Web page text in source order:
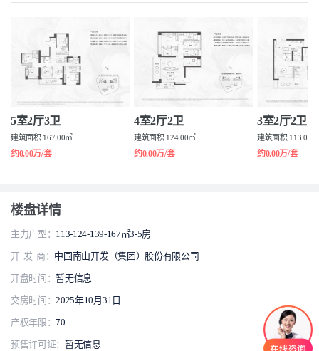
5室2厅3卫
建筑面积:167.00㎡
约0.00万/套
4室2厅2卫
建筑面积:124.00㎡
约0.00万/套
3室2厅2卫
建筑面积:113.00㎡
约0.00万/套
楼盘详情
主力户型： 113-124-139-167㎡3-5房
开 发 商： 中国南山开发（集团）股份有限公司
开盘时间：暂无信息
交房时间：2025年10月31日
产权年限：70
预售许可证：暂无信息